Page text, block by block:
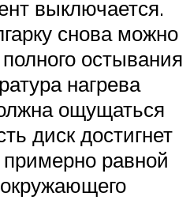
выключается.
снова можно
остывания
нагрева
ощущаться
диск достигнет
равной